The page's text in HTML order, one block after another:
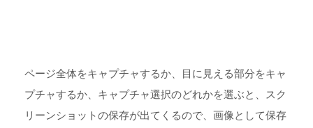
ページ全体をキャプチャするか、目に見える部分をキャ
プチャするか、キャプチャ選択のどれかを選ぶと、スク
リーンショットの保存が出てくるので、画像として保存